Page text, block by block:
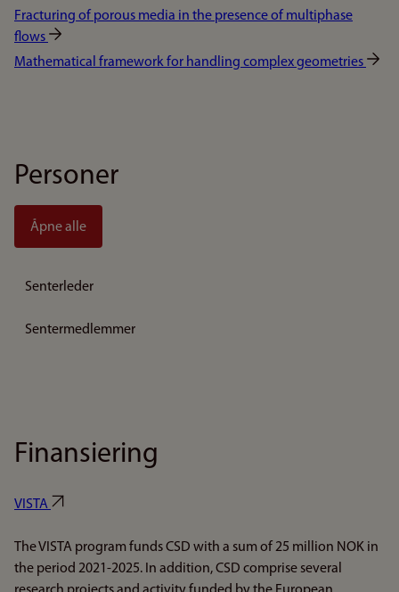
Fracturing of porous media in the presence of multiphase
flows
Mathematical framework for handling complex geometries
Personer
Åpne alle
Senterleder
Sentermedlemmer
Finansiering
VISTA
The VISTA program funds CSD with a sum of 25 million NOK in
the period 2021-2025. In addition, CSD comprise several